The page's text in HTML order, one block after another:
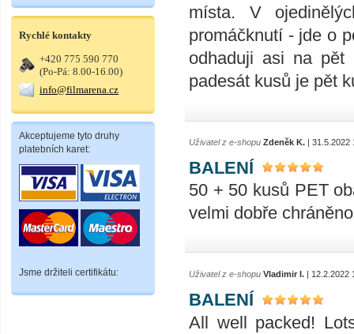
Rychlé kontakty
+420 775 590 770
(Po-Pá: 8.00-16.00)
info@filmarena.cz
Akceptujeme tyto druhy
platebních karet:
Jsme držiteli certifikátu:
místa. V
promáčknutí - jde o
odhaduji asi na pět
padesát kusů je pět
Uživatel z e-shopu Zdeněk K. | 31.5.2022
BALENÍ
50 + 50 kusů PET
velmi dobře
Uživatel z e-shopu Vladimir I. | 12.2.2022
BALENÍ
All well packed!